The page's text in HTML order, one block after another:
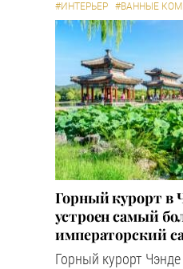
#ИНТЕРЬЕР #ВАННЫЕ
Горный курорт в
устроен самый
императорский
Горный курорт